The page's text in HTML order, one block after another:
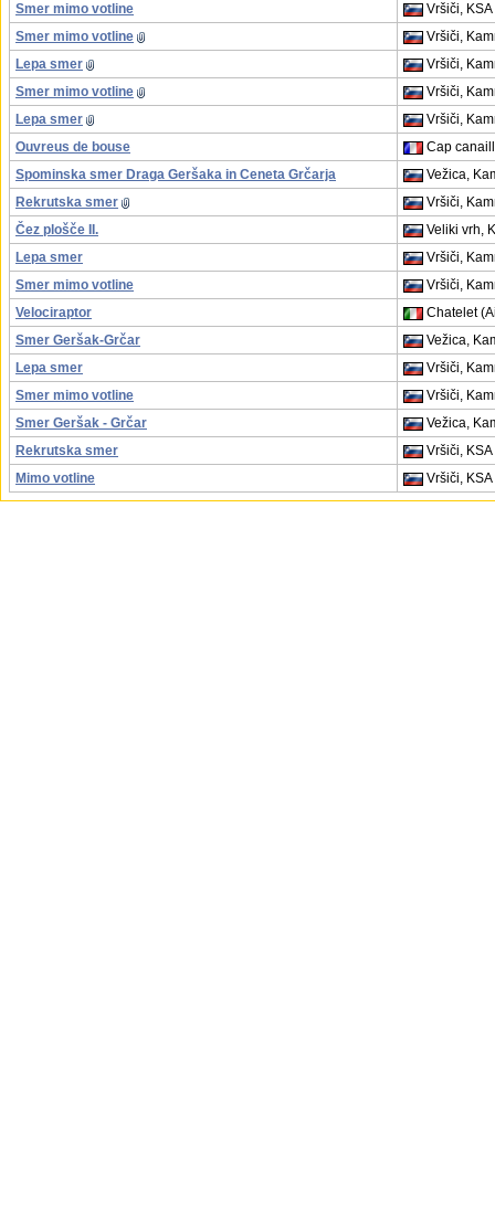
Smer mimo votline
Vršiči, KSA
Smer mimo votline
Vršiči,
Lepa smer
Vršiči,
Smer mimo votline
Vršiči,
Lepa smer
Vršiči,
Ouvreus de bouse
Cap
Spominska smer Draga Geršaka in Ceneta Grčarja
Vežica,
Rekrutska smer
Vršiči,
Čez plošče II.
Veliki vrh,
Lepa smer
Vršiči,
Smer mimo votline
Vršiči,
Velociraptor
Chatelet
Smer Geršak-Grčar
Vežica,
Lepa smer
Vršiči,
Smer mimo votline
Vršiči,
Smer Geršak - Grčar
Vežica,
Rekrutska smer
Vršiči, KSA
Mimo votline
Vršiči, KSA